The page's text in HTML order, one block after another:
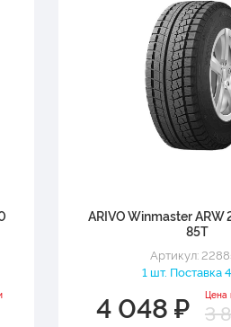
ARIVO Winmaster ARW
85T
Артикул:
1 шт. Поставка
4 048 ₽ Цена
3